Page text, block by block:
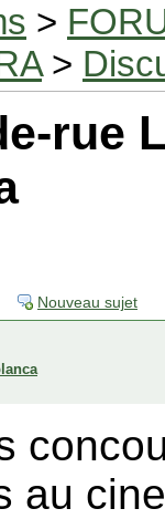
>
>
rue
Nouveau sujet
au